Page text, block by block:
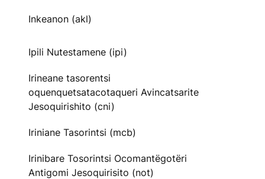
Inkeanon (akl)
Ipili Nutestamene (ipi)
Irineane tasorentsi
oquenquetsatacotaqueri Avincatsarite
Jesoquirishito (cni)
Iriniane Tasorintsi (mcb)
Irinibare Tosorintsi Ocomantëgotëri
Antigomi Jesoquirisito (not)